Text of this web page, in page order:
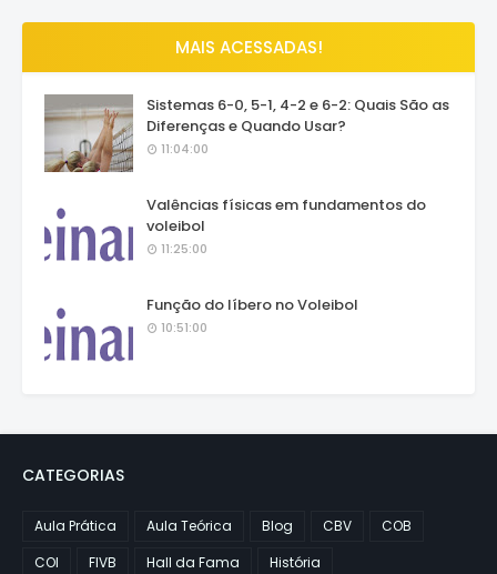
MAIS ACESSADAS!
Sistemas 6-0, 5-1, 4-2 e 6-2: Quais São as
Diferenças e Quando Usar?
11:04:00
Valências físicas em fundamentos do
voleibol
11:25:00
Função do líbero no Voleibol
10:51:00
CATEGORIAS
Aula Prática Aula Teórica Blog CBV
COB
COI
FIVB Hall da Fama
História